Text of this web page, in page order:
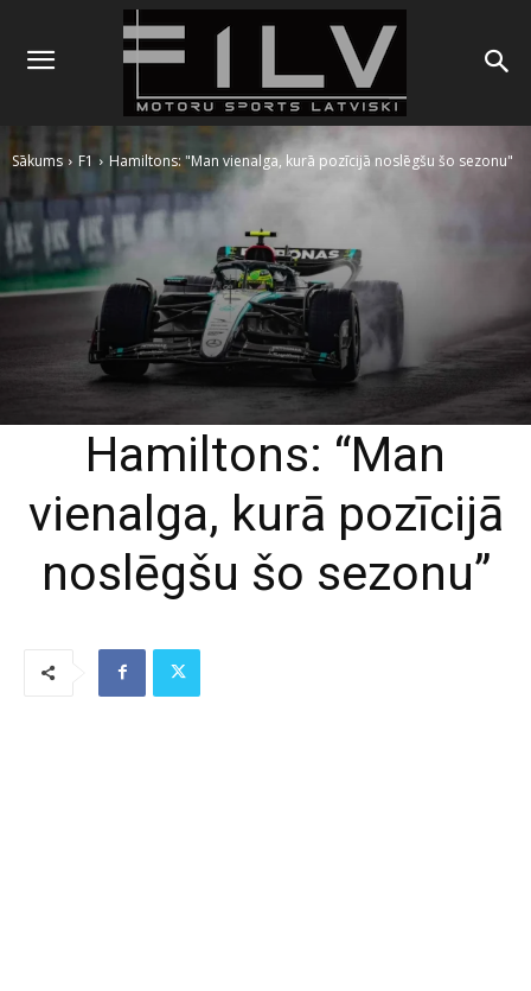
Sākums F1 Hamiltons: "Man vienalga, kurā pozīcijā noslēgšu šo sezonu"
Hamiltons: “Man
vienalga, kurā pozīcijā
noslēgšu šo sezonu”